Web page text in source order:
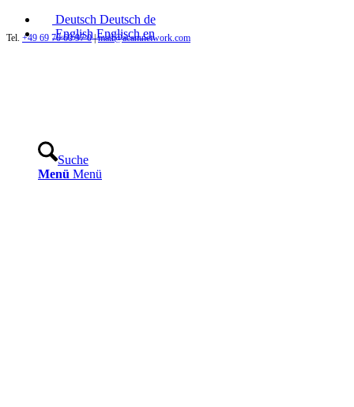
Deutsch Deutsch de
English Englisch en
Tel. +49 69 70 60 97 0|mail@acamnetwork.com
Suche
Menü Menü